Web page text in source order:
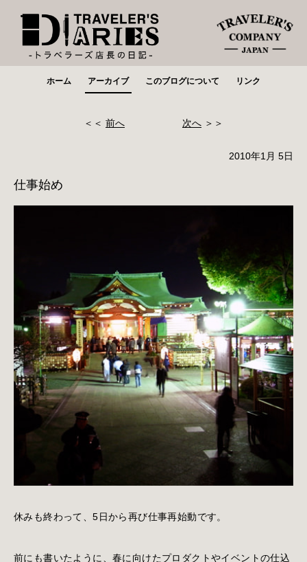
ホーム アーカイブ このブログについて リンク
＜＜ 前へ 次へ ＞＞
2010年1月 5日
仕事始め
休みも終わって、5日から再び仕事再始動です。
前にも書いたように、春に向けたプロダクトやイベントの仕込